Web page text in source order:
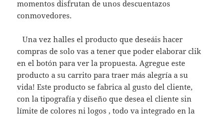
momentos disfrutan de unos descuentazos
conmovedores.
Una vez halles el producto que deseáis hacer
compras de solo vas a tener que poder elaborar clik
en el botón para ver la propuesta. Agregue este
producto a su carrito para traer más alegría a su
vida! Este producto se fabrica al gusto del cliente,
con la tipografía y diseño que desea el cliente sin
límite de colores ni logos , todo va integrado en la